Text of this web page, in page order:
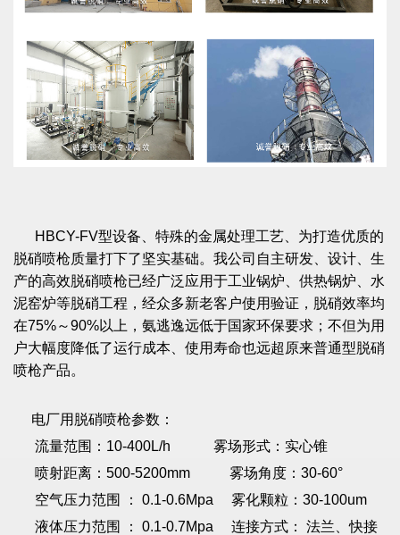
HBCY-FV型设备、特殊的金属处理工艺、为打造优质的
脱硝喷枪质量打下了坚实基础。我公司自主研发、设计、生
产的高效脱硝喷枪已经广泛应用于工业锅炉、供热锅炉、水
泥窑炉等脱硝工程，经众多新老客户使用验证，脱硝效率均
在75%～90%以上，氨逃逸远低于国家环保要求；不但为用
户大幅度降低了运行成本、使用寿命也远超原来普通型脱硝
喷枪产品。
电厂用脱硝喷枪参数：
流量范围：10-400L/h 雾场形式：实心锥
喷射距离：500-5200mm 雾场角度：30-60°
空气压力范围 ： 0.1-0.6Mpa 雾化颗粒：30-100um
液体压力范围 ： 0.1-0.7Mpa 连接方式： 法兰、快接